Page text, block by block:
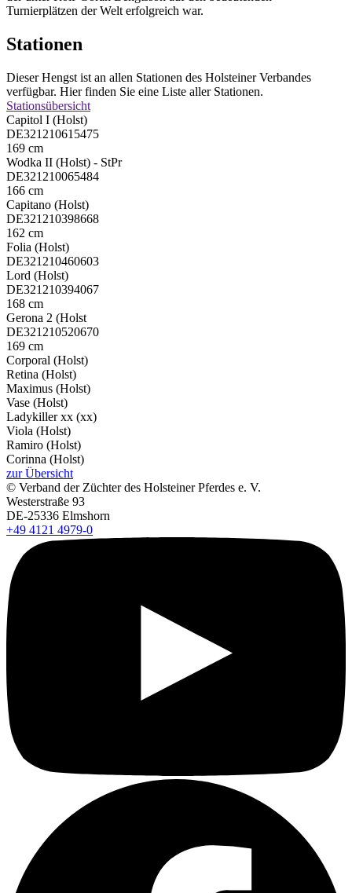
Turnierplätzen der Welt erfolgreich war.
Stationen
Dieser Hengst ist an allen Stationen des Holsteiner Verbandes
verfügbar. Hier finden Sie eine Liste aller Stationen.
Stationsübersicht
Capitol I (Holst)
DE321210615475
169 cm
Wodka II (Holst) - StPr
DE321210065484
166 cm
Capitano (Holst)
DE321210398668
162 cm
Folia (Holst)
DE321210460603
Lord (Holst)
DE321210394067
168 cm
Gerona 2 (Holst
DE321210520670
169 cm
Corporal (Holst)
Retina (Holst)
Maximus (Holst)
Vase (Holst)
Ladykiller xx (xx)
Viola (Holst)
Ramiro (Holst)
Corinna (Holst)
zur Übersicht
© Verband der Züchter des Holsteiner Pferdes e. V.
Westerstraße 93
DE-25336 Elmshorn
+49 4121 4979-0